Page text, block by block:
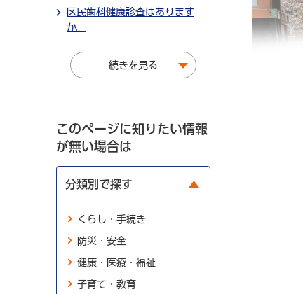
区民歯科健康診査はあります
か。
続きを見る
このページに知りたい情報
が無い場合は
分類別で探す
くらし・手続き
防災・安全
健康・医療・福祉
子育て・教育